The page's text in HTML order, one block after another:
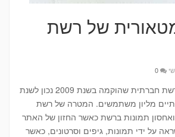
של רשת
0
רשת פינטרסט הינה רשת חברתית שהוקמה בשנת 2009 נכון לשנת
מליון משתמשים. המטרה של רשת
תמונות ברשת כאשר החזון של האתר
על ידי תמונות, גיפים וסרטונים, כאשר